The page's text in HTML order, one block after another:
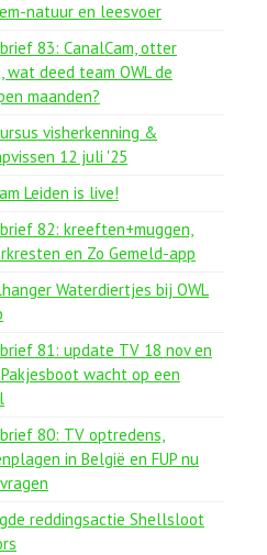
natuur en leesvoer
83: CanalCam, otter
wat deed team OWL de
maanden?
visherkenning &
12 juli '25
Leiden is live!
82: kreeften+muggen,
en Zo Gemeld-app
Waterdiertjes bij OWL
81: update TV 18 nov en
wacht op een
80: TV optredens,
in België en FUP nu
reddingsactie Shellsloot